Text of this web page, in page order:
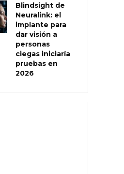
Blindsight de
Neuralink: el
implante para
dar visión a
personas
ciegas iniciaría
pruebas en
2026